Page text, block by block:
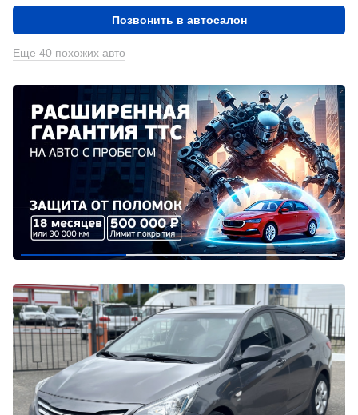
Позвонить в автосалон
Еще 40 похожих авто